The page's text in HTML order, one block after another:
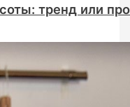
тренд или